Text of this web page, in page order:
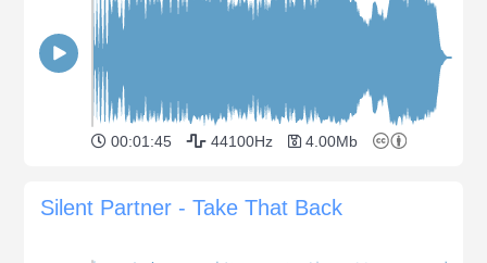
00:01:45 44100Hz 4.00Mb
Silent Partner - Take That Back